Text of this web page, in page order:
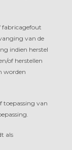
fabricagefout
van de
indien herstel
of herstellen
worden
toepassing van
als